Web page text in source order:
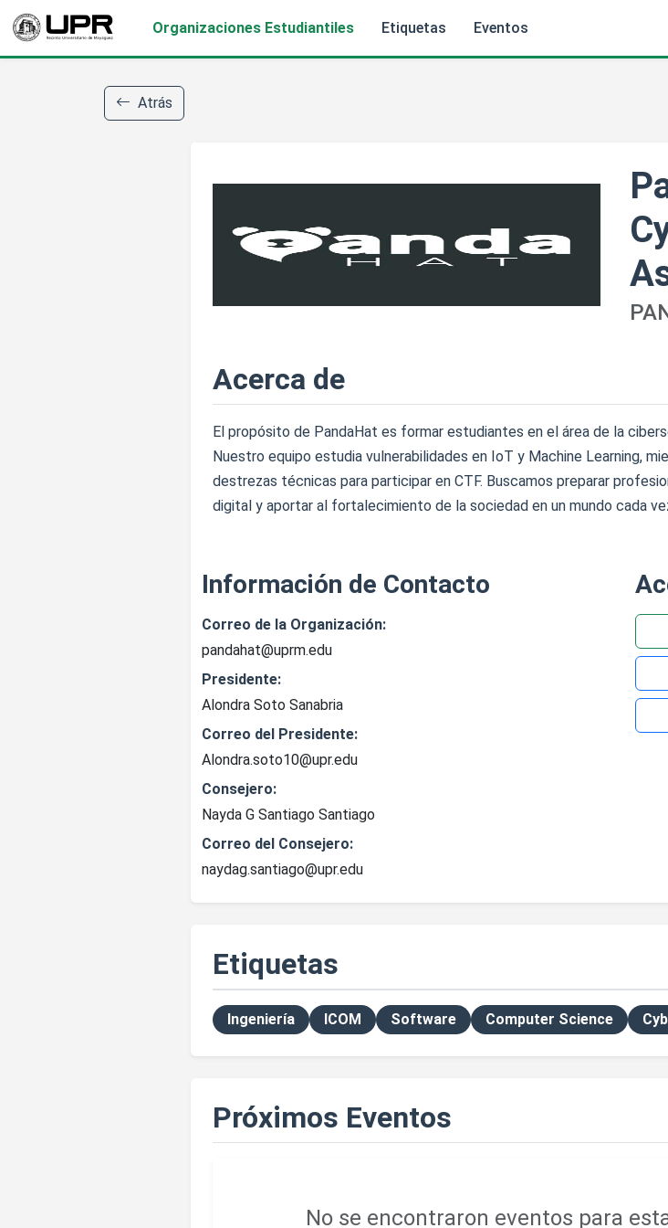
Organizaciones Estudiantiles Etiquetas Eventos
Atrás
Acerca de
El propósito de PandaHat es formar estudiantes en el área de la
Nuestro equipo estudia vulnerabilidades en IoT y Machine Learning,
destrezas técnicas para participar en CTF. Buscamos preparar
digital y aportar al fortalecimiento de la sociedad en un mundo cada
Información de Contacto
Correo de la Organización:
pandahat@uprm.edu
Presidente:
Alondra Soto Sanabria
Correo del Presidente:
Alondra.soto10@upr.edu
Consejero:
Nayda G Santiago Santiago
Correo del Consejero:
naydag.santiago@upr.edu
Etiquetas
Ingeniería ICOM Software Computer Science
Próximos Eventos
No se encontraron eventos para